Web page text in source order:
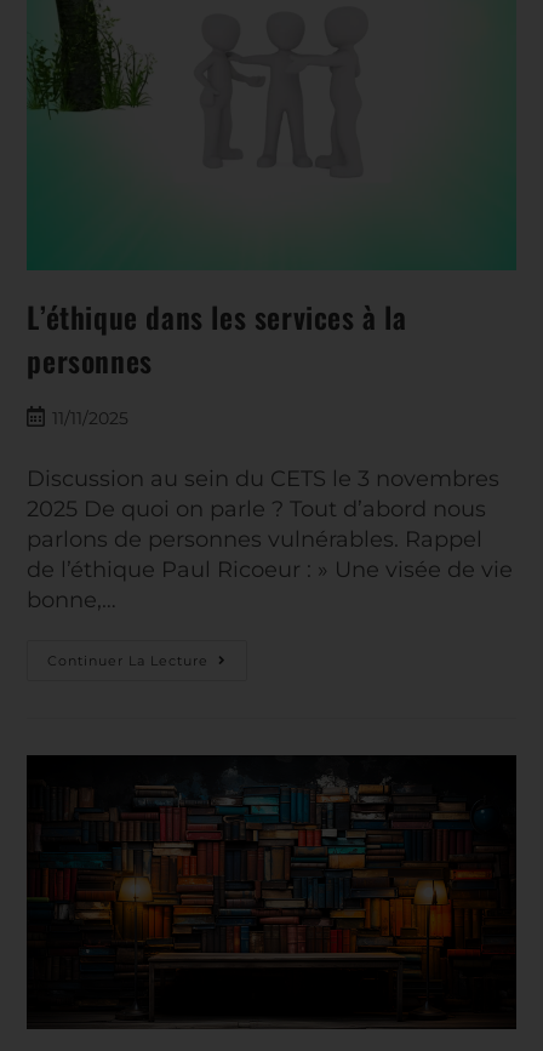
L’éthique dans les services à la
personnes
11/11/2025
Discussion au sein du CETS le 3 novembres
2025 De quoi on parle ? Tout d’abord nous
parlons de personnes vulnérables. Rappel
de l’éthique Paul Ricoeur : » Une visée de vie
bonne,…
Continuer La Lecture